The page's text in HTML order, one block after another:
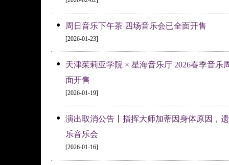
• 周日音乐下午茶 四场音乐会已全面开售
[2026-01-23]
•
天津茱莉亚学院 × 星海音乐厅 2026春季音乐
面开售
[2026-01-19]
•
演出取消公告丨指挥大师加蒂因身体原因，
乐音乐会
[2026-01-16]